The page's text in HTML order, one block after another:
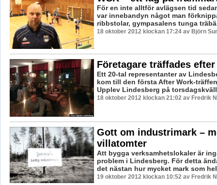
För en inte alltför avlägsen tid
var innebandyn något man
ribbstolar, gympasalens tunga
18 oktober 2012 klockan 17:24 av Björn
Företagare träffades
Ett 20-tal representanter av
kom till den första After Work-
Upplev Lindesberg på
18 oktober 2012 klockan 21:02 av Fredrik
Gott om industrimark –
villatomter
Att bygga verksamhetslokaler är
problem i Lindesberg. För detta
det nästan hur mycket mark som
19 oktober 2012 klockan 10:52 av Fredrik